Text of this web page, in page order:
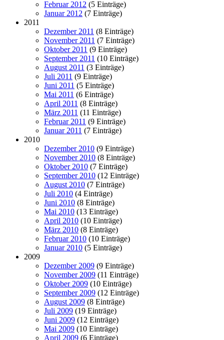
Februar 2012 (5 Einträge)
Januar 2012 (7 Einträge)
2011
Dezember 2011 (8 Einträge)
November 2011 (7 Einträge)
Oktober 2011 (9 Einträge)
September 2011 (10 Einträge)
August 2011 (3 Einträge)
Juli 2011 (9 Einträge)
Juni 2011 (5 Einträge)
Mai 2011 (6 Einträge)
April 2011 (8 Einträge)
März 2011 (11 Einträge)
Februar 2011 (9 Einträge)
Januar 2011 (7 Einträge)
2010
Dezember 2010 (9 Einträge)
November 2010 (8 Einträge)
Oktober 2010 (7 Einträge)
September 2010 (12 Einträge)
August 2010 (7 Einträge)
Juli 2010 (4 Einträge)
Juni 2010 (8 Einträge)
Mai 2010 (13 Einträge)
April 2010 (10 Einträge)
März 2010 (8 Einträge)
Februar 2010 (10 Einträge)
Januar 2010 (5 Einträge)
2009
Dezember 2009 (9 Einträge)
November 2009 (11 Einträge)
Oktober 2009 (10 Einträge)
September 2009 (12 Einträge)
August 2009 (8 Einträge)
Juli 2009 (19 Einträge)
Juni 2009 (12 Einträge)
Mai 2009 (10 Einträge)
April 2009 (6 Einträge)